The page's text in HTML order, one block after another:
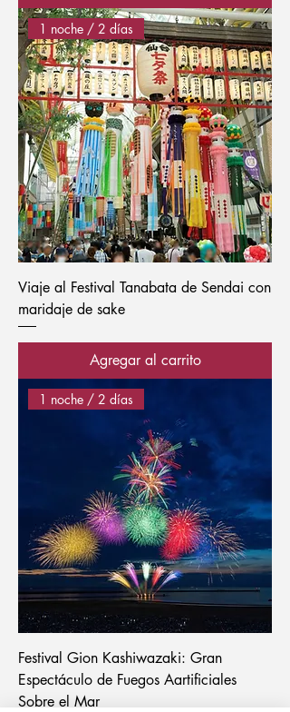
1 noche / 2 días
Viaje al Festival Tanabata de Sendai con
maridaje de sake
Agregar al carrito
1 noche / 2 días
Festival Gion Kashiwazaki: Gran
Espectáculo de Fuegos Aartificiales
Sobre el Mar